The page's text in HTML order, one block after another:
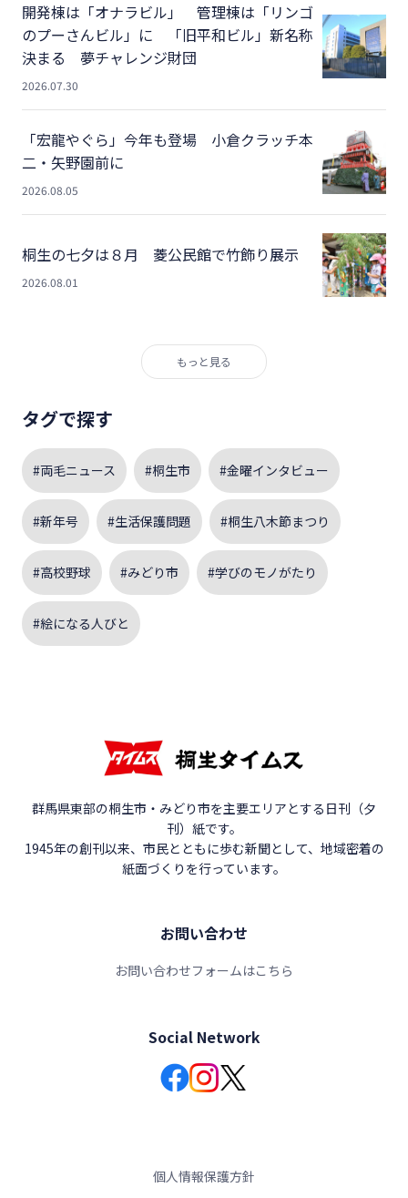
開発棟は「オナラビル」 管理棟は「リンゴ
のプーさんビル」に 「旧平和ビル」新名称
決まる 夢チャレンジ財団
2026.07.30
「宏龍やぐら」今年も登場 小倉クラッチ本
二・矢野園前に
2026.08.05
桐生の七夕は８月 菱公民館で竹飾り展示
2026.08.01
もっと見る
タグで探す
#両毛ニュース #桐生市 #金曜インタビュー
#新年号 #生活保護問題 #桐生八木節まつり
#高校野球 #みどり市 #学びのモノがたり
#絵になる人びと
群馬県東部の桐生市・みどり市を主要エリアとする日刊（夕
刊）紙です。
1945年の創刊以来、市民とともに歩む新聞として、地域密着の
紙面づくりを行っています。
お問い合わせ
お問い合わせフォームはこちら
Social Network
個人情報保護方針